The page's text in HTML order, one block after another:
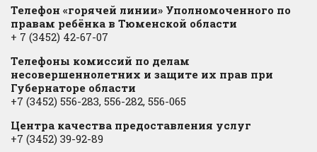
Телефон «горячей линии» Уполномоченного по
правам ребёнка в Тюменской области
+ 7 (3452) 42-67-07
Телефоны комиссий по делам
несовершеннолетних и защите их прав при
Губернаторе области
+7 (3452) 556-283, 556-282, 556-065
Центра качества предоставления услуг
+7 (3452) 39-92-89